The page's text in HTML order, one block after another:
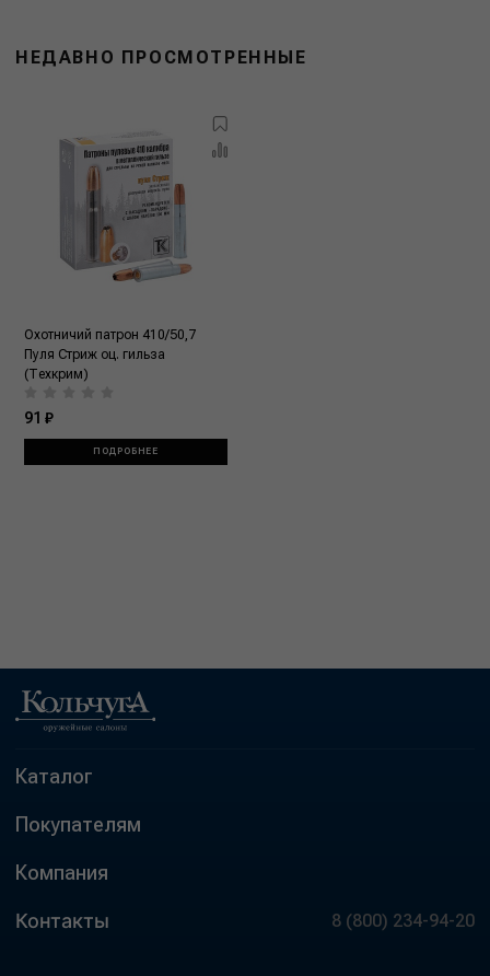
НЕДАВНО ПРОСМОТРЕННЫЕ
Охотничий патрон 410/50,7
Пуля Стриж оц. гильза
(Техкрим)
91 ₽
ПОДРОБНЕЕ
Каталог
Покупателям
Компания
Контакты 8 (800) 234-94-20